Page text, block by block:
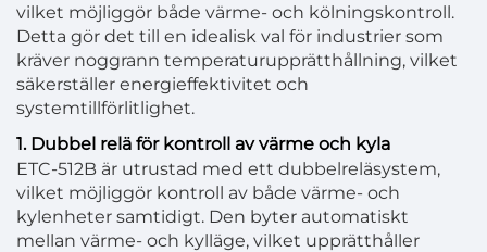
vilket möjliggör både värme- och kölningskontroll.
Detta gör det till en idealisk val för industrier som
kräver noggrann temperaturupprätthållning, vilket
säkerställer energieffektivitet och
systemtillförlitlighet.
1. Dubbel relä för kontroll av värme och kyla
ETC-512B är utrustad med ett dubbelreläsystem,
vilket möjliggör kontroll av både värme- och
kylenheter samtidigt. Den byter automatiskt
mellan värme- och kylläge, vilket upprätthåller